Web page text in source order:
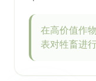
在高价值作
表对牲畜进行